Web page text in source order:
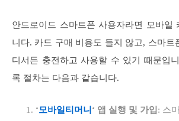
안드로이드 스마트폰 사용자라면 모바일
니다. 카드 구매 비용도 들지 않고, 스마트
디서든 충전하고 사용할 수 있기 때문입
록 절차는 다음과 같습니다.
‘모바일티머니 ‘ 앱 실행 및 가입 : 스